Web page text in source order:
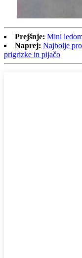
Prejšnje: Mini
Naprej: Najbolje
prigrizke in pijačo